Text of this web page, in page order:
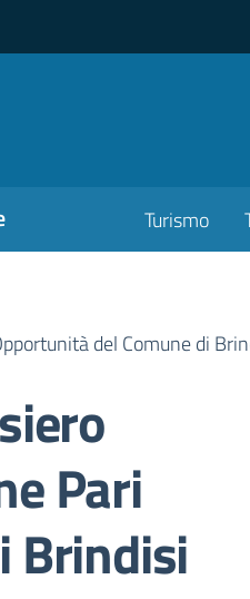
Turismo
del Comune di
Pari
Brindisi